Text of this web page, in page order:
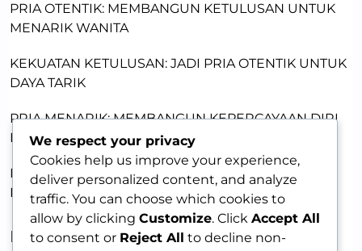
PRIA OTENTIK: MEMBANGUN KETULUSAN UNTUK
MENARIK WANITA
KEKUATAN KETULUSAN: JADI PRIA OTENTIK UNTUK
DAYA TARIK
PRIA MENARIK: MEMBANGUN KEPERCAYAAN DIRI
DENGAN KETULUSAN
MEMBANGUN DAYA TARIK LEWAT KERENTANAN:
KUNCI MEMIKAT WANITA
RECENT COMMENTS
We respect your privacy
Cookies help us improve your experience,
deliver personalized content, and analyze
traffic. You can choose which cookies to
allow by clicking Customize. Click Accept All
to consent or Reject All to decline non-